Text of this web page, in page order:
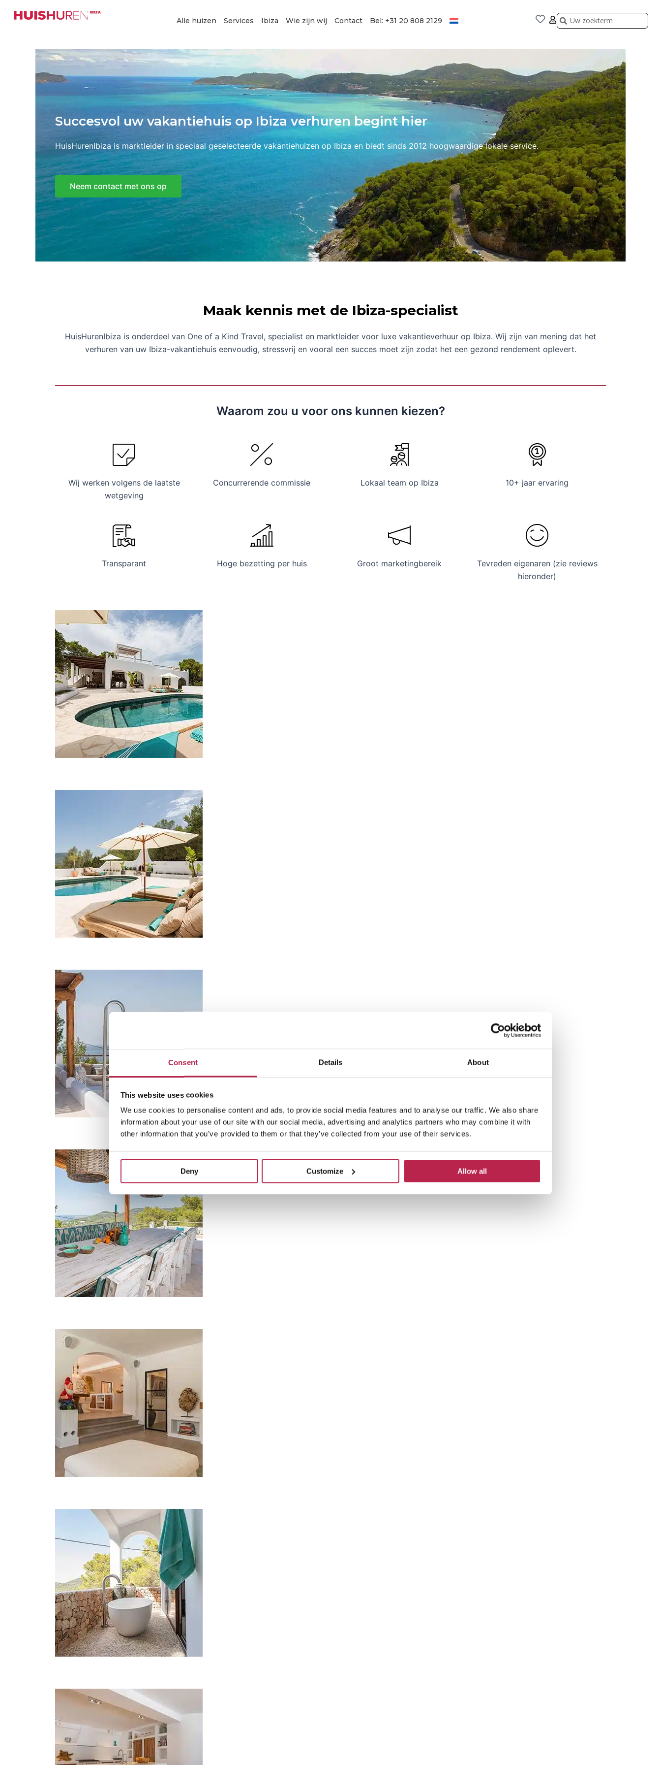
Consent Details About
This website uses cookies
We use cookies to personalise content and ads, to provide social media features and to analyse our traffic. We also share
information about your use of our site with our social media, advertising and analytics partners who may combine it with
other information that you’ve provided to them or that they’ve collected from your use of their services.
Deny Customize Allow all
naar
Alle huizen Services Ibiza Wie zijn wij Contact Bel: +31 20 808 2129 Zoeken
Zoeken
Succesvol uw vakantiehuis op Ibiza verhuren begint hier
HuisHurenIbiza is marktleider in speciaal geselecteerde vakantiehuizen op Ibiza en biedt sinds 2012 hoogwaardige lokale service.
Neem contact met ons op
Maak kennis met de Ibiza-specialist
HuisHurenIbiza is onderdeel van One of a Kind Travel, specialist en marktleider voor luxe vakantieverhuur op Ibiza. Wij zijn van mening dat het
verhuren van uw Ibiza-vakantiehuis eenvoudig, stressvrij en vooral een succes moet zijn zodat het een gezond rendement oplevert.
Waarom zou u voor ons kunnen kiezen?
Wij werken volgens de laatste
wetgeving
Concurrerende commissie Lokaal team op Ibiza 10+ jaar ervaring
Transparant Hoge bezetting per huis Groot marketingbereik
Tevreden eigenaren (zie reviews
hieronder)